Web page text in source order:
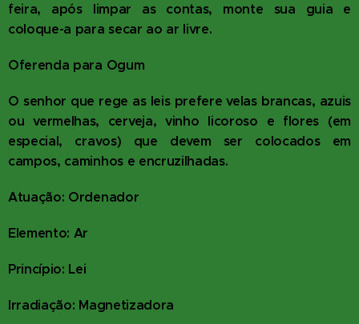
feira, após limpar as contas, monte sua guia e
coloque-a para secar ao ar livre.
Oferenda para Ogum
O senhor que rege as leis prefere velas brancas, azuis
ou vermelhas, cerveja, vinho licoroso e flores (em
especial, cravos) que devem ser colocados em
campos, caminhos e encruzilhadas.
Atuação: Ordenador
Elemento: Ar
Princípio: Lei
Irradiação: Magnetizadora